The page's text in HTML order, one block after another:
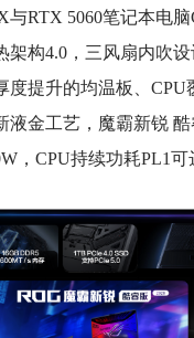
与RTX 5060笔记本电
架构4.0，三风扇内吹
度提升的均温板、CPU
液金工艺，魔霸新锐 酷
，CPU持续功耗PL1可